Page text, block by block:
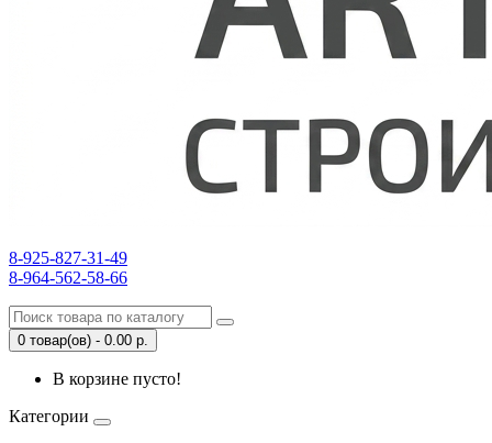
8-925-827-31-49
8-964-562-58-66
0 товар(ов) - 0.00 р.
В корзине пусто!
Категории